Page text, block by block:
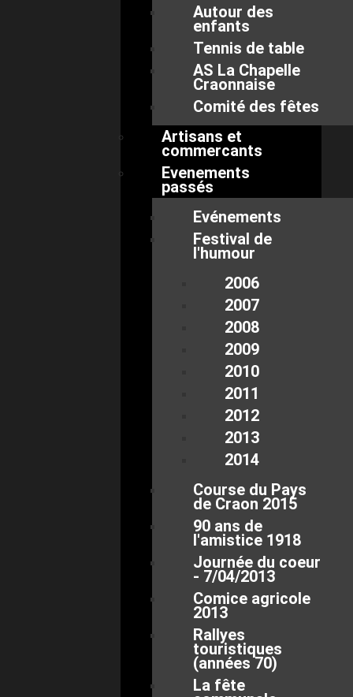
Autour des
enfants
Tennis de table
AS La Chapelle
Craonnaise
Comité des fêtes
Artisans et
commercants
Evenements
passés
Evénements
Festival de
l'humour
2006
2007
2008
2009
2010
2011
2012
2013
2014
Course du Pays
de Craon 2015
90 ans de
l'amistice 1918
Journée du coeur
- 7/04/2013
Comice agricole
2013
Rallyes
touristiques
(années 70)
La fête